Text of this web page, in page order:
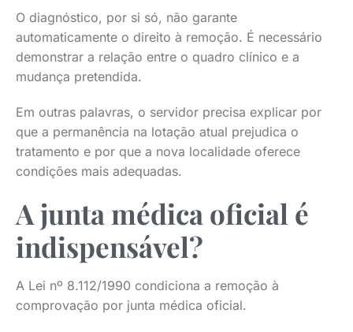
O diagnóstico, por si só, não garante
automaticamente o direito à remoção. É necessário
demonstrar a relação entre o quadro clínico e a
mudança pretendida.
Em outras palavras, o servidor precisa explicar por
que a permanência na lotação atual prejudica o
tratamento e por que a nova localidade oferece
condições mais adequadas.
A junta médica oficial é
indispensável?
A Lei nº 8.112/1990 condiciona a remoção à
comprovação por junta médica oficial.